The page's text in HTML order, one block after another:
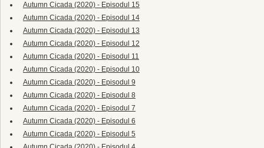
Autumn Cicada (2020) - Episodul 15
Autumn Cicada (2020) - Episodul 14
Autumn Cicada (2020) - Episodul 13
Autumn Cicada (2020) - Episodul 12
Autumn Cicada (2020) - Episodul 11
Autumn Cicada (2020) - Episodul 10
Autumn Cicada (2020) - Episodul 9
Autumn Cicada (2020) - Episodul 8
Autumn Cicada (2020) - Episodul 7
Autumn Cicada (2020) - Episodul 6
Autumn Cicada (2020) - Episodul 5